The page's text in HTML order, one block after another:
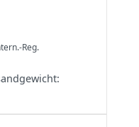
Reg.